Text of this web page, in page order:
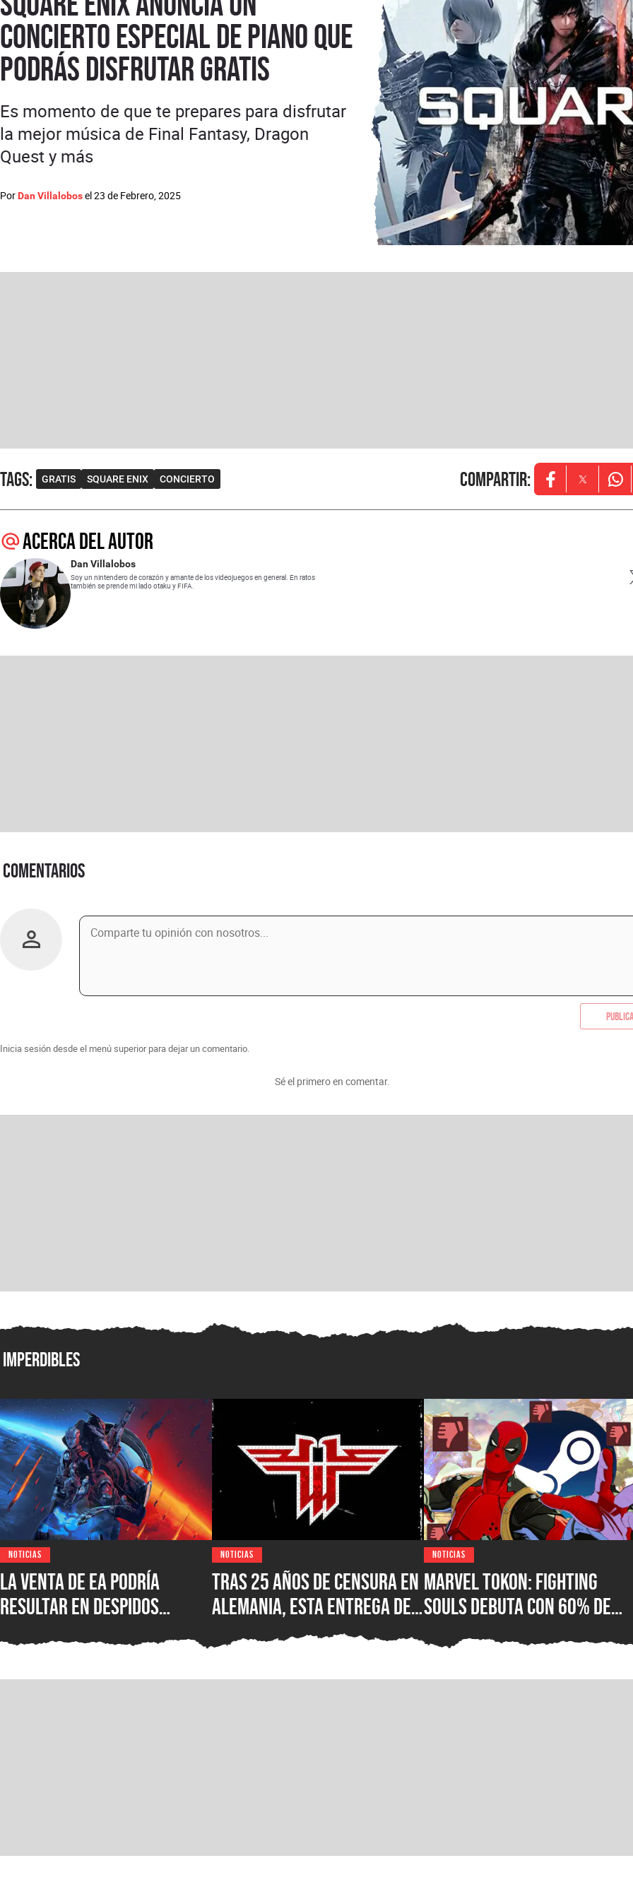
concierto especial de piano que
podrás disfrutar gratis
Por Dan Villalobosel23 de Febrero, 2025
Es momento de que te prepares para disfrutar
la mejor música de Final Fantasy, Dragon
Quest y más
Tags: GRATIS SQUARE ENIX CONCIERTO Compartir: Opens in new
Opens in
Acerca del autor
Dan Villalobos
Soy un nintendero de corazón y amante de los videojuegos en general. En ratos
también se prende mi lado otaku y FIFA.
Comentarios
Inicia sesión desde el menú superior para dejar un comentario.
Sé el primero en comentar.
Imperdibles
NOTICIAS
La venta de EA podría
resultar en despidos
señalan fuentes
NOTICIAS
Tras 25 años de censura en
Alemania, esta entrega de
Wolfenstein por fin está
disponible en su versión
original en PC para Steam,
NOTICIAS
Marvel Tokon: Fighting
Souls debuta con 60% de
Steam, ¿qué está mal con
nuevo juego de lucha de